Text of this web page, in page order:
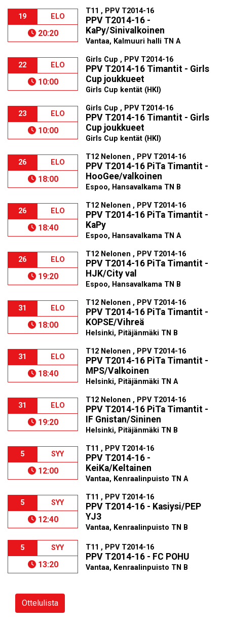
19 ELO
20:20
T11 , PPV T2014-16
PPV T2014-16 -
KaPy/Sinivalkoinen
Vantaa, Kalmuuri halli TN A
22 ELO
10:00
Girls Cup , PPV T2014-16
PPV T2014-16 Timantit - Girls
Cup joukkueet
Girls Cup kentät (HKI)
23 ELO
10:00
Girls Cup , PPV T2014-16
PPV T2014-16 Timantit - Girls
Cup joukkueet
Girls Cup kentät (HKI)
26 ELO
18:00
T12 Nelonen , PPV T2014-16
PPV T2014-16 PiTa Timantit -
HooGee/valkoinen
Espoo, Hansavalkama TN B
26 ELO
18:40
T12 Nelonen , PPV T2014-16
PPV T2014-16 PiTa Timantit -
KaPy
Espoo, Hansavalkama TN A
26 ELO
19:20
T12 Nelonen , PPV T2014-16
PPV T2014-16 PiTa Timantit -
HJK/City val
Espoo, Hansavalkama TN B
31 ELO
18:00
T12 Nelonen , PPV T2014-16
PPV T2014-16 PiTa Timantit -
KOPSE/Vihreä
Helsinki, Pitäjänmäki TN B
31 ELO
18:40
T12 Nelonen , PPV T2014-16
PPV T2014-16 PiTa Timantit -
MPS/Valkoinen
Helsinki, Pitäjänmäki TN A
31 ELO
19:20
T12 Nelonen , PPV T2014-16
PPV T2014-16 PiTa Timantit -
IF Gnistan/Sininen
Helsinki, Pitäjänmäki TN B
5 SYY
12:00
T11 , PPV T2014-16
PPV T2014-16 -
KeiKa/Keltainen
Vantaa, Kenraalinpuisto TN A
5 SYY
12:40
T11 , PPV T2014-16
PPV T2014-16 - Kasiysi/PEP
YJ3
Vantaa, Kenraalinpuisto TN B
5 SYY
13:20
T11 , PPV T2014-16
PPV T2014-16 - FC POHU
Vantaa, Kenraalinpuisto TN B
Ottelulista